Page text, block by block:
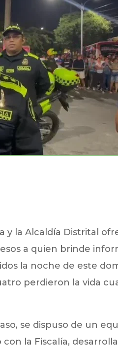
y la Alcaldía Distrital
a quien brinde
la noche de este
perdieron la vida
se dispuso de un
la Fiscalía,